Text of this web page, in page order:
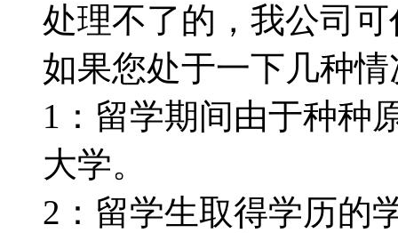
处理不了的，我公司可
如果您处于一下几种情
1：留学期间由于种种
大学。
2：留学生取得学历的